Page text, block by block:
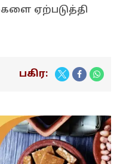
ஏற்படுத்தி
பகிர: